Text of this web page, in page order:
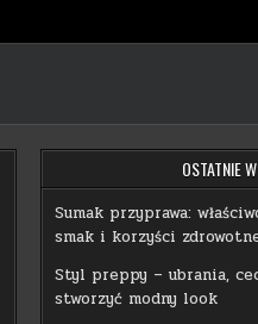
OSTATNIE
Sumak przyprawa:
smak i korzyści
Styl preppy – ubrania,
stworzyć modny look